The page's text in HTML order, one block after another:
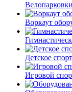
Воркаут
Детское
Игровой